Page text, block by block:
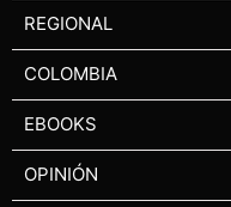
REGIONAL
COLOMBIA
EBOOKS
OPINIÓN